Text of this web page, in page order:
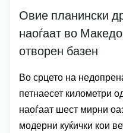
Овие планински
наоѓаат во
отворен базен
Во срцето на
петнаесет километри
наоѓаат шест мирни
модерни куќички кои